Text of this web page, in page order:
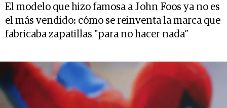
El modelo que hizo famosa a John Foos ya no es
el más vendido: cómo se reinventa la marca que
fabricaba zapatillas "para no hacer nada”